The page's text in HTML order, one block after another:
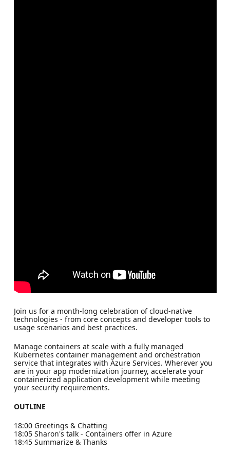
Join us for a month-long celebration of cloud-native
technologies - from core concepts and developer tools to
usage scenarios and best practices.
Manage containers at scale with a fully managed
Kubernetes container management and orchestration
service that integrates with Azure Services. Wherever you
are in your app modernization journey, accelerate your
containerized application development while meeting
your security requirements.
OUTLINE
18:00 Greetings & Chatting
18:05 Sharon's talk - Containers offer in Azure
18:45 Summarize & Thanks